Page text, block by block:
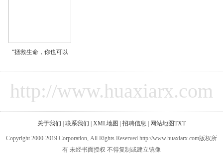
“拯救生命，你也可以
http://www.huaxiarx.com
关于我们 联系我们 XML地图 招聘信息 网站地图TXT
Copyright 2000-2019 Corporation, All Rights Reserved http://www.huaxiarx.com版权所
有 未经书面授权 不得复制或建立镜像